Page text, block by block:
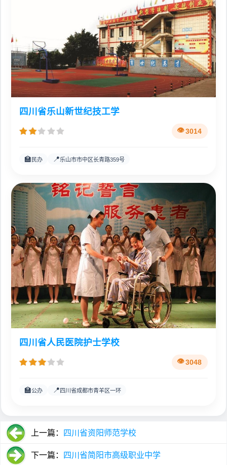
四川省乐山新世纪技工学
3014
🏫 民办 📍乐山市市中区长青路359号
四川省人民医院护士学校
3048
🏫公办 📍四川省成都市青羊区一环
上一篇： 四川省资阳师范学校
下一篇： 四川省简阳市高级职业中学